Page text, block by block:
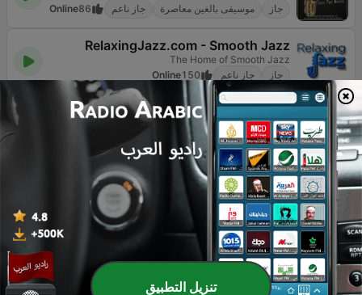
جاز
موسيقى بالغين معاصرة جاز ناعم 86
Online
RelaxingJazz.com - Smooth Jazz
The Home of Smooth Jazz
جاز
جاز ناعم 150
Online
Radio Jazz
Smooth Jazz
جاز
جاز ناعم 111
Online
Smooth Jazz Lounge
VIP-RADIOS.FM | The best radios on the web
جاز
تشيل آوت جاز ناعم 628
Online
Smooth FM
... and all that jazz!
جاز ناعم
تنزيل التطبيق